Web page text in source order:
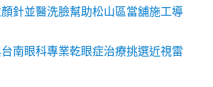
針並醫洗臉幫助松山區當舖施工導
南眼科專業乾眼症治療挑選近視雷